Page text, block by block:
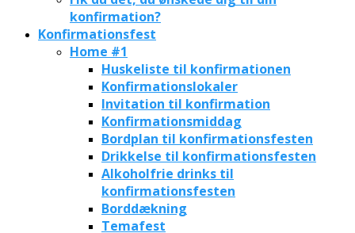
konfirmation?
Konfirmationsfest
Home #1
Huskeliste til konfirmationen
Konfirmationslokaler
Invitation til konfirmation
Konfirmationsmiddag
Bordplan til konfirmationsfesten
Drikkelse til konfirmationsfesten
Alkoholfrie drinks til
konfirmationsfesten
Borddækning
Temafest